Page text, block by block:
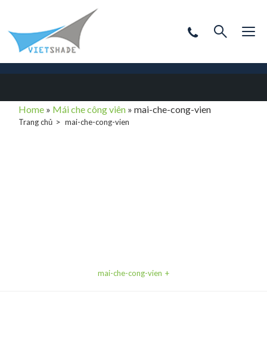
Home » Mái che công viên »mai-che-cong-vien
Trang chủ mai-che-cong-vien
mai-che-cong-vien